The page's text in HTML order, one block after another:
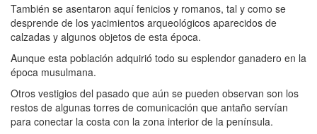
También se asentaron aquí fenicios y romanos, tal y como se
desprende de los yacimientos arqueológicos aparecidos de
calzadas y algunos objetos de esta época.
Aunque esta población adquirió todo su esplendor ganadero en la
época musulmana.
Otros vestigios del pasado que aún se pueden observan son los
restos de algunas torres de comunicación que antaño servían
para conectar la costa con la zona interior de la península.